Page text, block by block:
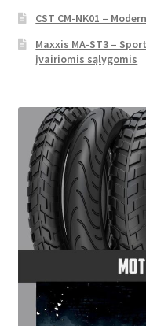
CST CM-NK01 –
Maxxis MA-ST3 –
įvairiomis sąlygomis